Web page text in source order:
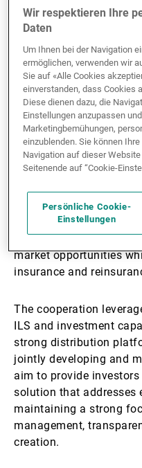
development and
collaboration reflects
firms to delivering
a dynamic but evolving
Building on an
Twelve Securis and
cooperation by
expertise in investment
structuring, and
follows a multi-
(ILS) approach,
and private ILS
construction is
market opportunities
insurance and
The cooperation
ILS and investment
strong distribution
jointly developing and
aim to provide
solution that addresses
maintaining a strong
management,
creation.
Wir respektieren Ihre
Daten
Um Ihnen bei der Navigation
ermöglichen, verwenden wir
Sie auf «Alle Cookies
einverstanden, dass Cookies
Diese dienen dazu, die
Einstellungen anzupassen
Marketingbemühungen,
einzublenden. Sie können
Navigation auf dieser
Seitenende auf “Cookie-
Persönliche Cookie-
Einstellungen